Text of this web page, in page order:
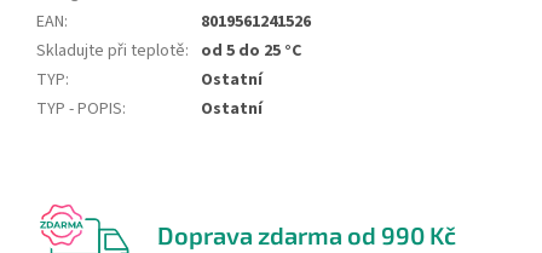
EAN:
8019561241526
Skladujte při teplotě: od 5 do 25 °C
TYP:
Ostatní
TYP - POPIS: Ostatní
Doprava zdarma od 990 Kč